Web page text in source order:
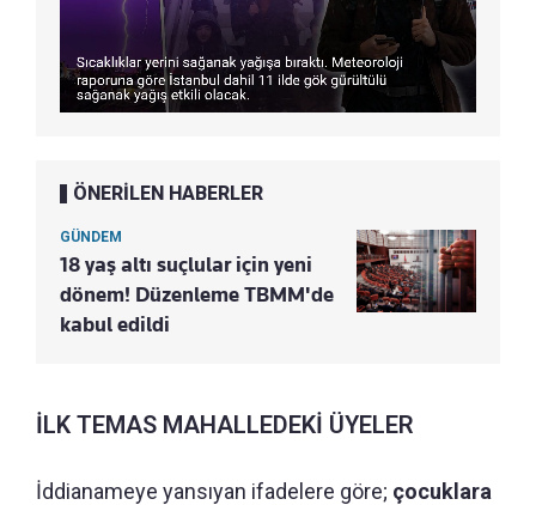
ÖNERİLEN HABERLER
GÜNDEM
18 yaş altı suçlular için yeni
dönem! Düzenleme TBMM'de
kabul edildi
İLK TEMAS MAHALLEDEKİ ÜYELER
İddianameye yansıyan ifadelere göre; çocuklara